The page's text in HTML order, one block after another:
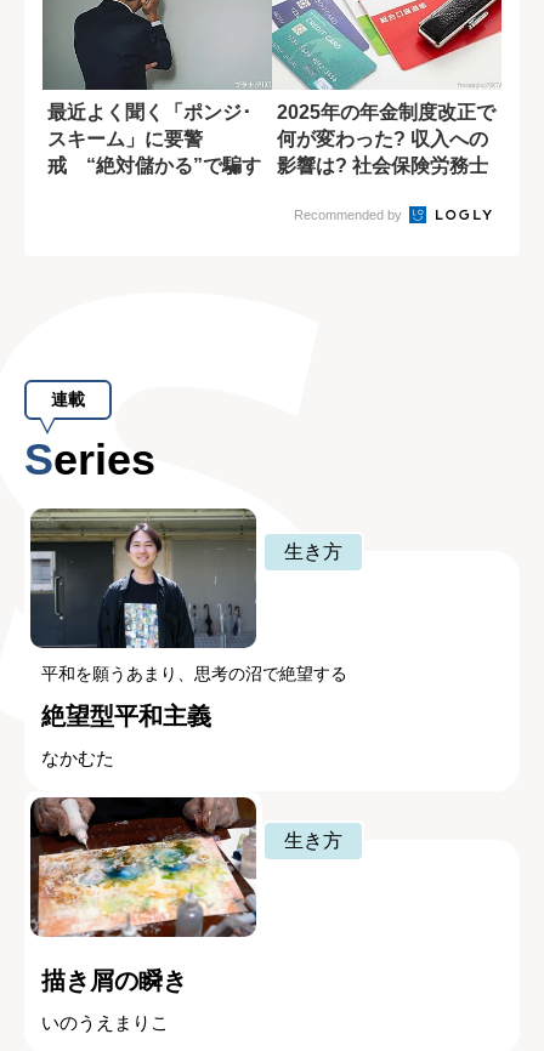
最近よく聞く「ポンジ･
スキーム」に要警
戒 “絶対儲かる”で騙す
2025年の年金制度改正で
何が変わった? 収入への
影響は? 社会保険労務士
Recommended by
連載
Series
生き方
平和を願うあまり、思考の沼で絶望する
絶望型平和主義
なかむた
生き方
描き屑の瞬き
いのうえまりこ